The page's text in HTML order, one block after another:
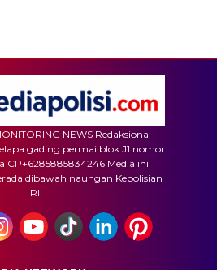
NEWS Redaksional
gading permai blok J1 nomor
CP+6285885834246 Media ini
dibawah naungan Kepolisian
RI